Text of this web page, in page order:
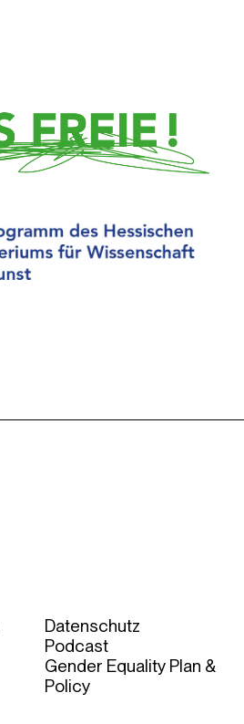
Datenschutz
Podcast
Gender Equality Plan &
Policy